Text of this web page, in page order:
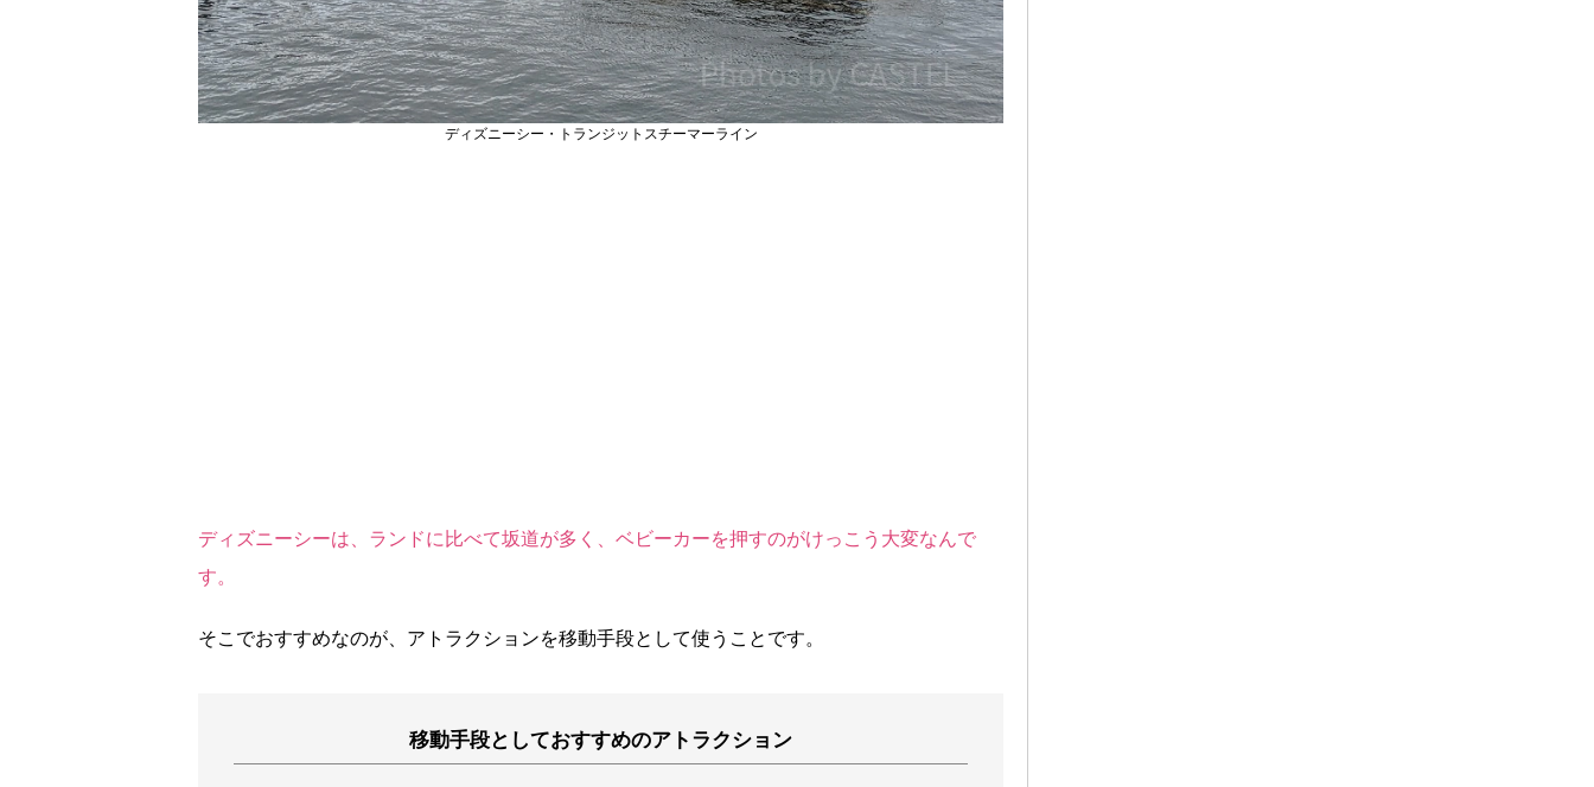
ディズニーシー・トランジットスチーマーライン
ディズニーシーは、ランドに比べて坂道が多く、ベビーカーを押すのがけっこう大変なんで
す。
そこでおすすめなのが、アトラクションを移動手段として使うことです。
移動手段としておすすめのアトラクション